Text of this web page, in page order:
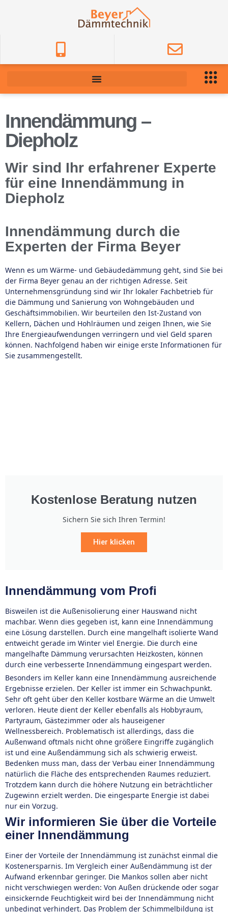
Innendämmung –
Diepholz
Wir sind Ihr erfahrener Experte
für eine Innendämmung in
Diepholz
Innendämmung durch die
Experten der Firma Beyer
Wenn es um Wärme- und Gebäudedämmung geht, sind Sie bei
der Firma Beyer genau an der richtigen Adresse. Seit
Unternehmensgründung sind wir Ihr lokaler Fachbetrieb für
die Dämmung und Sanierung von Wohngebäuden und
Geschäftsimmobilien. Wir beurteilen den Ist-Zustand von
Kellern, Dächen und Hohlräumen und zeigen Ihnen, wie Sie
Ihre Energieaufwendungen verringern und viel Geld sparen
können. Nachfolgend haben wir einige erste Informationen für
Sie zusammengestellt.
Kostenlose Beratung nutzen
Sichern Sie sich Ihren Termin!
Hier klicken
Innendämmung vom Profi
Bisweilen ist die Außenisolierung einer Hauswand nicht
machbar. Wenn dies gegeben ist, kann eine Innendämmung
eine Lösung darstellen. Durch eine mangelhaft isolierte Wand
entweicht gerade im Winter viel Energie. Die durch eine
mangelhafte Dämmung verursachten Heizkosten, können
durch eine verbesserte Innendämmung eingespart werden.
Besonders im Keller kann eine Innendämmung ausreichende
Ergebnisse erzielen. Der Keller ist immer ein Schwachpunkt.
Sehr oft geht über den Keller kostbare Wärme an die Umwelt
verloren. Heute dient der Keller ebenfalls als Hobbyraum,
Partyraum, Gästezimmer oder als hauseigener
Wellnessbereich. Problematisch ist allerdings, dass die
Außenwand oftmals nicht ohne größere Eingriffe zugänglich
ist und eine Außendämmung sich als schwierig erweist.
Bedenken muss man, dass der Verbau einer Innendämmung
natürlich die Fläche des entsprechenden Raumes reduziert.
Trotzdem kann durch die höhere Nutzung ein beträchtlicher
Zugewinn erzielt werden. Die eingesparte Energie ist dabei
nur ein Vorzug.
Wir informieren Sie über die Vorteile
einer Innendämmung
Einer der Vorteile der Innendämmung ist zunächst einmal die
Kostenersparnis. Im Vergleich einer Außendämmung ist der
Aufwand erkennbar geringer. Die Mankos sollen aber nicht
nicht verschwiegen werden: Von Außen drückende oder sogar
einsickernde Feuchtigkeit wird bei der Innendämmung nicht
unbedingt verhindert. Das Problem der Schimmelbildung ist